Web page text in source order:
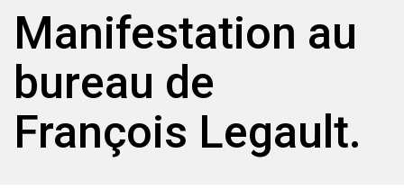
Manifestation au
bureau de
François Legault.